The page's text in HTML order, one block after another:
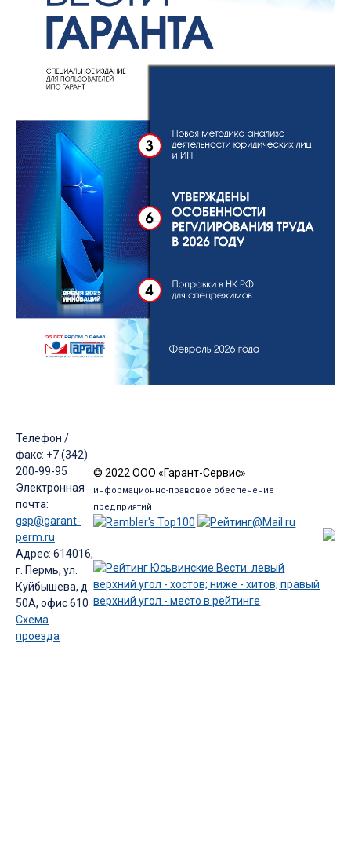
Телефон /
факс: +7 (342)
200-99-95
Электронная
почта:
gsp@garant-
perm.ru
Адрес: 614016,
г. Пермь, ул.
Куйбышева, д.
50А, офис 610
Схема
проезда
© 2022 ООО «Гарант-Сервис»
информационно-правовое обеспечение
предприятий